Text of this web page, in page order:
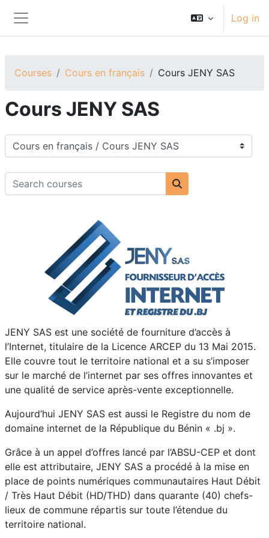
Side panel
Log in
Courses Cours en français Cours JENY SAS
Cours JENY SAS
Course categories
Search courses
Search courses
JENY SAS est une société de fourniture d’accès à
l’Internet, titulaire de la Licence ARCEP du 13 Mai 2015.
Elle couvre tout le territoire national et a su s’imposer
sur le marché de l’internet par ses offres innovantes et
une qualité de service après-vente exceptionnelle.
Aujourd’hui JENY SAS est aussi le Registre du nom de
domaine internet de la République du Bénin « .bj ».
Grâce à un appel d’offres lancé par l’ABSU-CEP et dont
elle est attributaire, JENY SAS a procédé à la mise en
place de points numériques communautaires Haut Débit
/ Très Haut Débit (HD/THD) dans quarante (40) chefs-
lieux de commune répartis sur toute l’étendue du
territoire national.